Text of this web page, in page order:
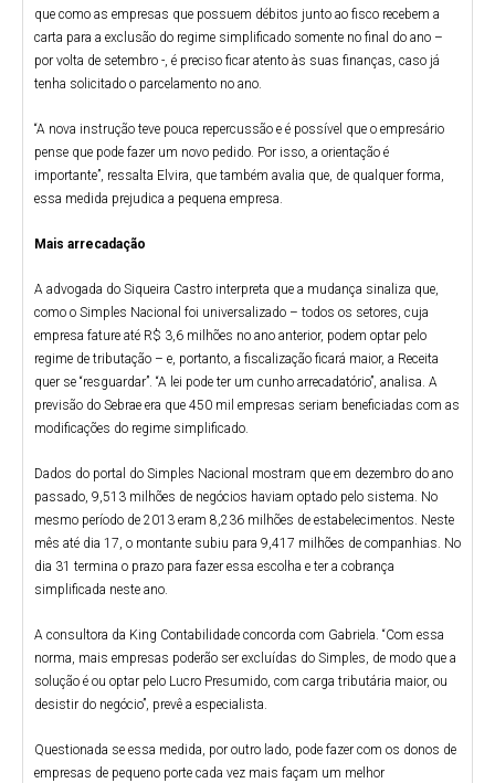
que como as empresas que possuem débitos junto ao fisco recebem a
carta para a exclusão do regime simplificado somente no final do ano –
por volta de setembro -, é preciso ficar atento às suas finanças, caso já
tenha solicitado o parcelamento no ano.
“A nova instrução teve pouca repercussão e é possível que o empresário
pense que pode fazer um novo pedido. Por isso, a orientação é
importante”, ressalta Elvira, que também avalia que, de qualquer forma,
essa medida prejudica a pequena empresa.
Mais arrecadação
A advogada do Siqueira Castro interpreta que a mudança sinaliza que,
como o Simples Nacional foi universalizado – todos os setores, cuja
empresa fature até R$ 3,6 milhões no ano anterior, podem optar pelo
regime de tributação – e, portanto, a fiscalização ficará maior, a Receita
quer se “resguardar”. “A lei pode ter um cunho arrecadatório”, analisa. A
previsão do Sebrae era que 450 mil empresas seriam beneficiadas com as
modificações do regime simplificado.
Dados do portal do Simples Nacional mostram que em dezembro do ano
passado, 9,513 milhões de negócios haviam optado pelo sistema. No
mesmo período de 2013 eram 8,236 milhões de estabelecimentos. Neste
mês até dia 17, o montante subiu para 9,417 milhões de companhias. No
dia 31 termina o prazo para fazer essa escolha e ter a cobrança
simplificada neste ano.
A consultora da King Contabilidade concorda com Gabriela. “Com essa
norma, mais empresas poderão ser excluídas do Simples, de modo que a
solução é ou optar pelo Lucro Presumido, com carga tributária maior, ou
desistir do negócio”, prevê a especialista.
Questionada se essa medida, por outro lado, pode fazer com os donos de
empresas de pequeno porte cada vez mais façam um melhor